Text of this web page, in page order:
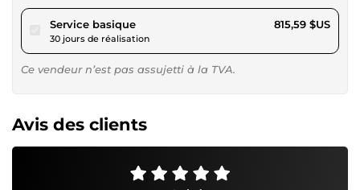
Service basiquepour 751,69 $US
30 jours de réalisation
815,59 $US
Ce vendeur n’est pas assujetti à la TVA.
Avis des clients